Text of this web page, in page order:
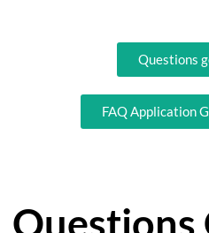
Questions
FAQ Application
Questions